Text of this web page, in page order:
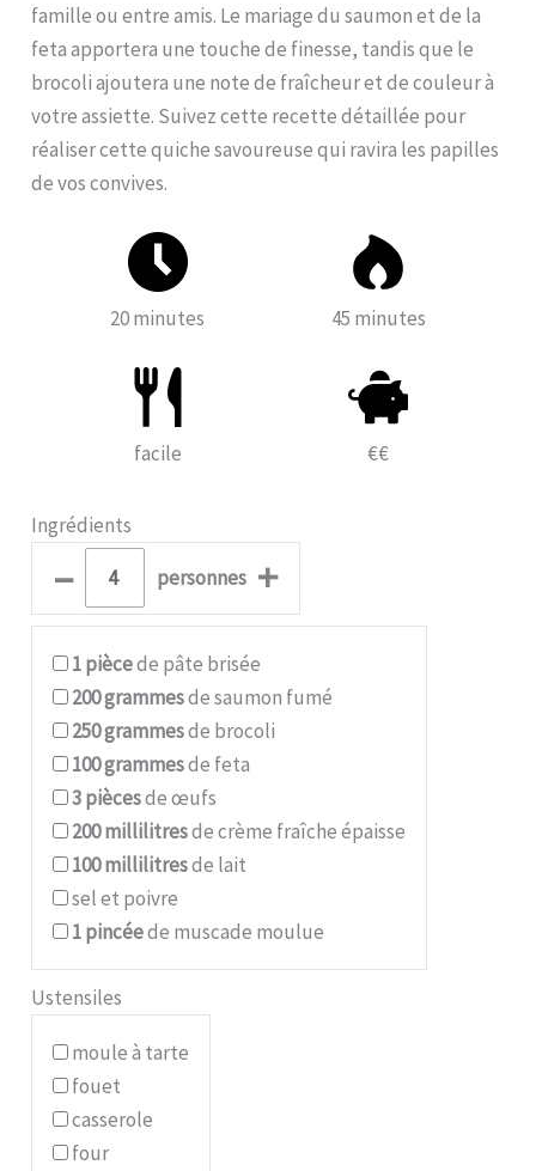
famille ou entre amis. Le mariage du saumon et de la
feta apportera une touche de finesse, tandis que le
brocoli ajoutera une note de fraîcheur et de couleur à
votre assiette. Suivez cette recette détaillée pour
réaliser cette quiche savoureuse qui ravira les papilles
de vos convives.
20 minutes 45 minutes
facile €€
Ingrédients
– personnes +
1piècede pâte brisée
200grammesde saumon fumé
250grammesde brocoli
100grammesde feta
3piècesde œufs
200millilitresde crème fraîche épaisse
100millilitresde lait
sel et poivre
1pincéede muscade moulue
Ustensiles
moule à tarte
fouet
casserole
four